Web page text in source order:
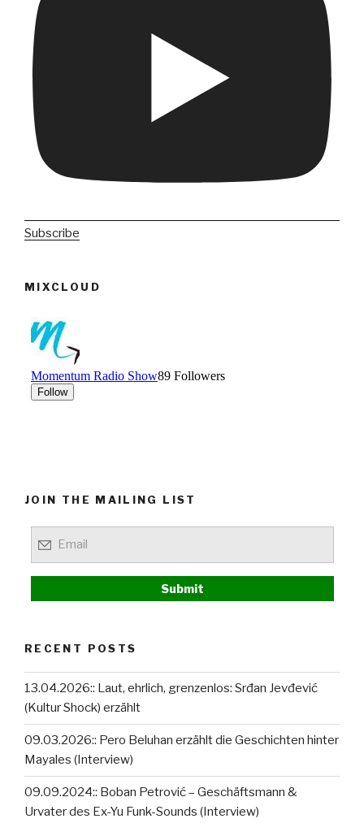
Subscribe
MIXCLOUD
JOIN THE MAILING LIST
RECENT POSTS
13.04.2026:: Laut, ehrlich, grenzenlos: Srđan Jevđević
(Kultur Shock) erzählt
09.03.2026:: Pero Beluhan erzählt die Geschichten hinter
Mayales (Interview)
09.09.2024:: Boban Petrović – Geschäftsmann &
Urvater des Ex-Yu Funk-Sounds (Interview)